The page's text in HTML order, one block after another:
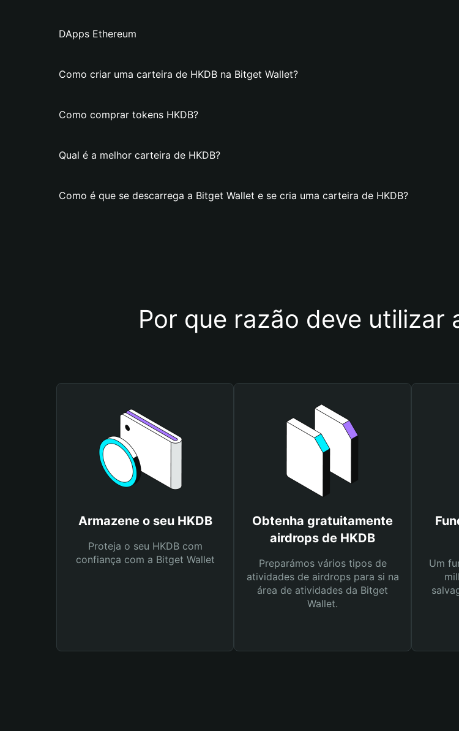
DApps Ethereum
Como criar uma carteira de HKDB na Bitget Wallet?
Como comprar tokens HKDB?
Qual é a melhor carteira de HKDB?
Como é que se descarrega a Bitget Wallet e se cria uma carteira de HKDB?
Por que razão deve utilizar
Armazene o seu HKDB
Proteja o seu HKDB com
confiança com a Bitget Wallet
Obtenha gratuitamente
airdrops de HKDB
Preparámos vários tipos de
atividades de airdrops para si na
área de atividades da Bitget
Wallet.
Um